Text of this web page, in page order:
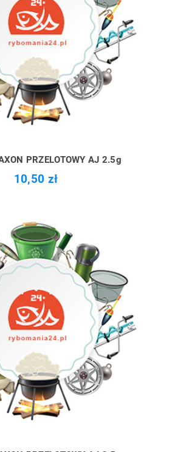
PRZELOTOWY AJ 2.5g
10,50 zł